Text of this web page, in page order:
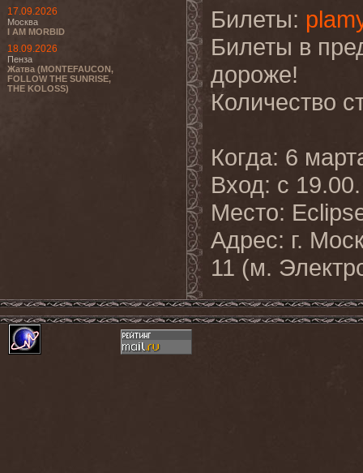
17.09.2026
Москва
I AM MORBID
18.09.2026
Пенза
Жатва (MONTEFAUCON,
FOLLOW THE SUNRISE,
THE KOLOSS)
Билеты:
Билеты в
дороже!
Количество
Когда: 6
Вход: с 19.00.
Место:
Адрес: г.
11 (м.